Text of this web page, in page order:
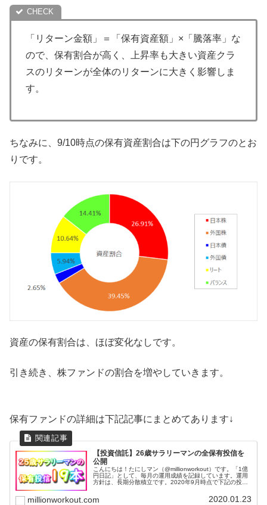
「リターン金額」＝「保有資産額」×「騰落率」な
ので、保有割合が高く、上昇率も大きい資産クラ
スのリターンが全体のリターンに大きく影響しま
す。
ちなみに、9/10時点の保有資産割合は下の円グラフのとお
りです。
資産の保有割合は、ほぼ変化なしです。
引き続き、株ファンドの割合を増やしていきます。
保有ファンドの詳細は下記記事にまとめてあります↓
【投資信託】26歳サラリーマンの全保有投信を
公開
こんにちは！たにしマン（@millionworkout）です。「1億
円日記」として、毎月の運用成績を記録しています。運用
方針は、長期分散積立です。2020年9月時点で下記の投資
millionworkout.com 2020.01.23